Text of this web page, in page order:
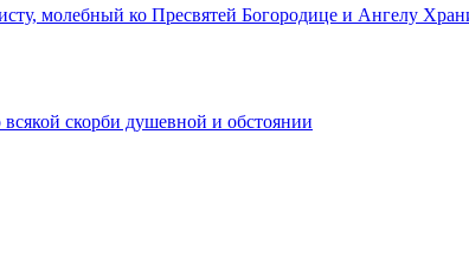
молебный ко Пресвятей Богородице и Ангелу
скорби душевной и обстоянии